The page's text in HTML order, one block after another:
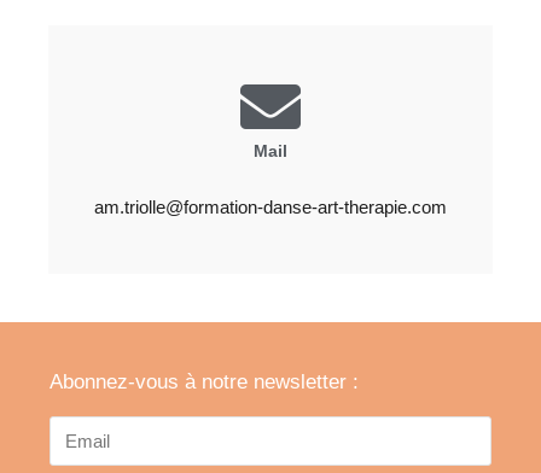
Mail
am.triolle@formation-danse-art-therapie.com
Abonnez-vous à notre newsletter :